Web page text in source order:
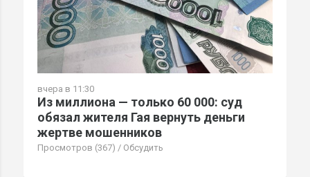
вчера в 11:30
Из миллиона — только 60 000: суд
обязал жителя Гая вернуть деньги
жертве мошенников
Просмотров (367) / Обсудить